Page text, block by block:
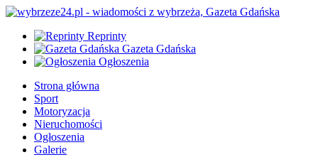
Reprinty
Gazeta Gdańska
Ogłoszenia
Strona główna
Sport
Motoryzacja
Nieruchomości
Ogłoszenia
Galerie